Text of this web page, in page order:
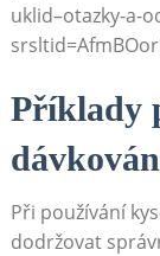
uklid–otazky-a-
Příklady
Při používání
dodržovat